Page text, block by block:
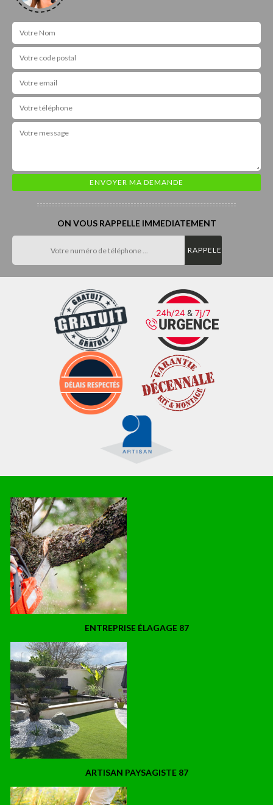
ON VOUS RAPPELLE IMMEDIATEMENT
ENTREPRISE ÉLAGAGE 87
ARTISAN PAYSAGISTE 87